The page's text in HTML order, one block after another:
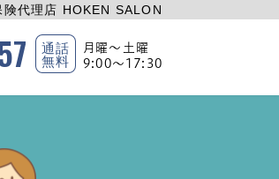
険代理店 HOKEN SALON
通話
無料
月曜〜土曜
9:00〜17:30